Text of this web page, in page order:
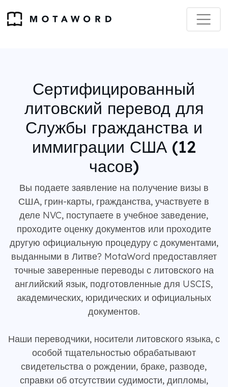
Сертифицированный
литовский перевод для
Службы гражданства и
иммиграции США (12
часов)
Вы подаете заявление на получение визы в
США, грин-карты, гражданства, участвуете в
деле NVC, поступаете в учебное заведение,
проходите оценку документов или проходите
другую официальную процедуру с документами,
выданными в Литве? MotaWord предоставляет
точные заверенные переводы с литовского на
английский язык, подготовленные для USCIS,
академических, юридических и официальных
документов.
Наши переводчики, носители литовского языка, с
особой тщательностью обрабатывают
свидетельства о рождении, браке, разводе,
справки об отсутствии судимости, дипломы,